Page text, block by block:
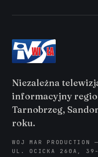
Niezależna
informacyjny
Tarnobrzeg,
roku.
WOJ MAR PRODUCTION
UL. OCICKA 260A, 39-